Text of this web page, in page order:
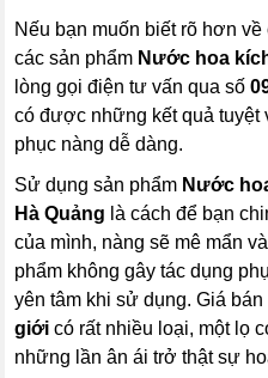
Nếu bạn muốn biết rõ hơn
các sản phẩm Nước hoa
lòng gọi điện tư vấn qua số
có được những kết quả tuyệt
phục nàng dễ dàng.
Sử dụng sản phẩm Nước
Hà Quảng là cách để bạn
của mình, nàng sẽ mê mẩn
phẩm không gây tác dụng
yên tâm khi sử dụng. Giá bán
giới có rất nhiều loại, một lọ
những lần ân ái trở thật sự